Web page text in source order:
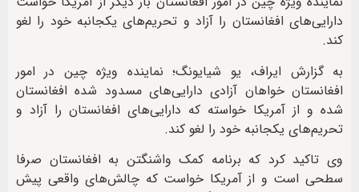
دارایی‌های افغانستان را آزاد و تحریم‌های یکجانبه خود را لغو
کند.
به گزارش ایراف، یو شیایونگ؛ نماینده ویژه چین در امور
افغانستان خواهان آزادی دارایی‌های مسدود شده افغانستان
شده و از آمریکا خواسته که دارایی‌های افغانستان را آزاد و
تحریم‌های یکجانبه خود را لغو کند.
وی تاکید کرد که برنامه کمک واشنگتن به افغانستان صرفا
سطحی است و از آمریکا خواست که چالش‌های واقعی پیش